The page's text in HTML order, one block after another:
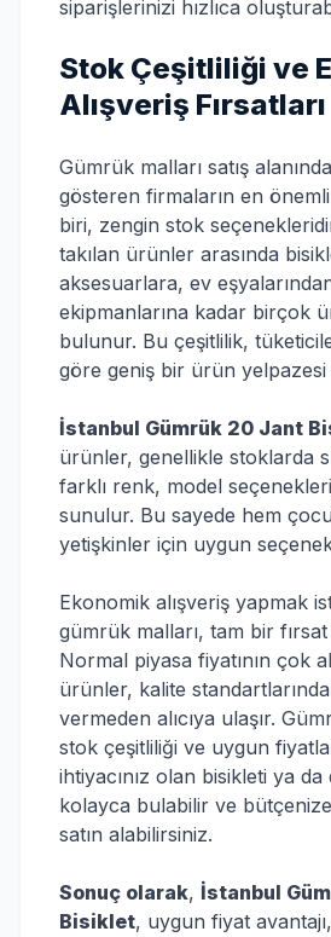
siparişlerinizi hızlıca
Stok Çeşitliliği ve
Alışveriş Fırsatları
Gümrük malları satış
gösteren firmaların en
biri, zengin stok
takılan ürünler arasında
aksesuarlara, ev
ekipmanlarına kadar birçok
bulunur. Bu çeşitlilik,
göre geniş bir ürün yelpazesi
İstanbul Gümrük 20 Jant
ürünler, genellikle stoklarda
farklı renk, model
sunulur. Bu sayede hem
yetişkinler için uygun
Ekonomik alışveriş yapmak
gümrük malları, tam bir fırsat
Normal piyasa fiyatının çok
ürünler, kalite
vermeden alıcıya ulaşır.
stok çeşitliliği ve uygun
ihtiyacınız olan bisikleti ya
kolayca bulabilir ve
satın alabilirsiniz.
Sonuç olarak, İstanbul
Bisiklet, uygun fiyat